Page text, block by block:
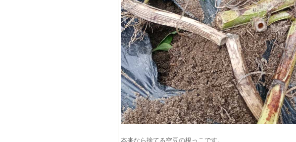
本来なら捨てる空豆の根っこです。